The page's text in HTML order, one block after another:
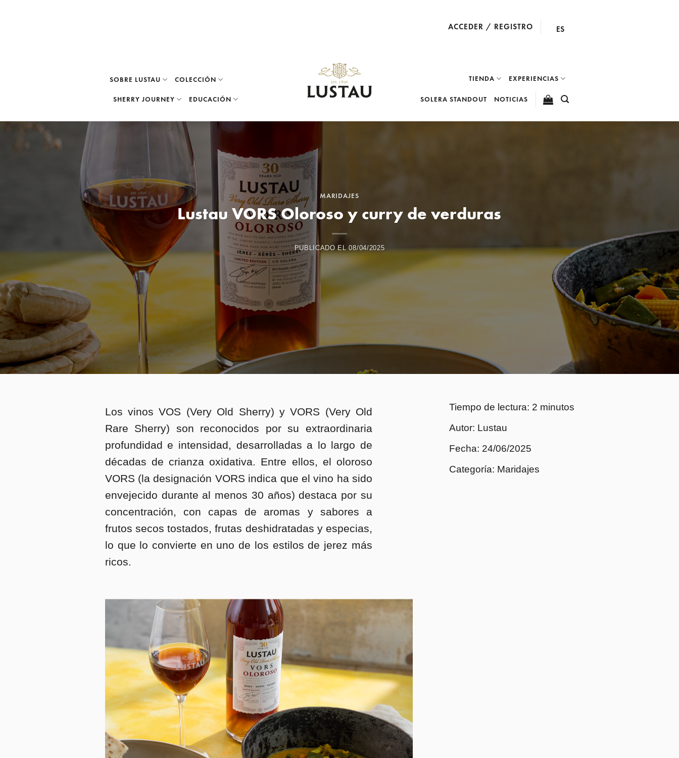
ACCEDER / REGISTRO ES
SOBRE LUSTAU COLECCIÓN
SHERRY JOURNEY EDUCACIÓN
TIENDA EXPERIENCIAS
SOLERA STANDOUT NOTICIAS
MARIDAJES
Lustau VORS Oloroso y curry de verduras
PUBLICADO EL08/04/2025
Los vinos VOS (Very Old Sherry) y VORS (Very Old
Rare Sherry) son reconocidos por su extraordinaria
profundidad e intensidad, desarrolladas a lo largo de
décadas de crianza oxidativa. Entre ellos, el oloroso
VORS (la designación VORS indica que el vino ha sido
envejecido durante al menos 30 años) destaca por su
concentración, con capas de aromas y sabores a
frutos secos tostados, frutas deshidratadas y especias,
lo que lo convierte en uno de los estilos de jerez más
ricos.
Tiempo de lectura: 2 minutos
Autor: Lustau
Fecha: 24/06/2025
Categoría: Maridajes